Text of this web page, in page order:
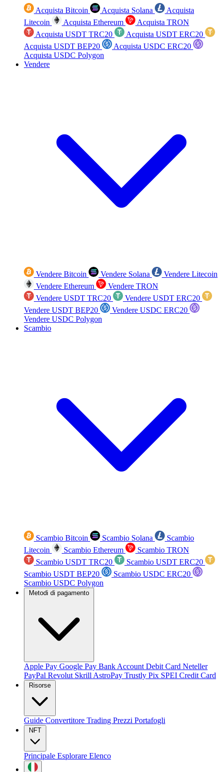
Acquista Bitcoin Acquista Solana
Acquista
Litecoin
Acquista Ethereum
Acquista TRON
Acquista USDT TRC20
Acquista USDT ERC20
Acquista USDT BEP20
Acquista USDC ERC20
Acquista USDC Polygon
Vendere
Vendere Bitcoin Vendere Solana
Vendere Litecoin
Vendere Ethereum
Vendere TRON
Vendere USDT TRC20
Vendere USDT ERC20
Vendere USDT BEP20
Vendere USDC ERC20
Vendere USDC Polygon
Scambio
Scambio Bitcoin Scambio Solana
Scambio
Litecoin
Scambio Ethereum
Scambio TRON
Scambio USDT TRC20
Scambio USDT ERC20
Scambio USDT BEP20
Scambio USDC ERC20
Scambio USDC Polygon
Metodi di pagamento
Apple Pay Google Pay Bank Account Debit Card Neteller
PayPal Revolut Skrill AstroPay Trustly Pix SPEI Credit Card
Risorse
Guide Convertitore Trading Prezzi Portafogli
NFT
Principale Esplorare Elenco